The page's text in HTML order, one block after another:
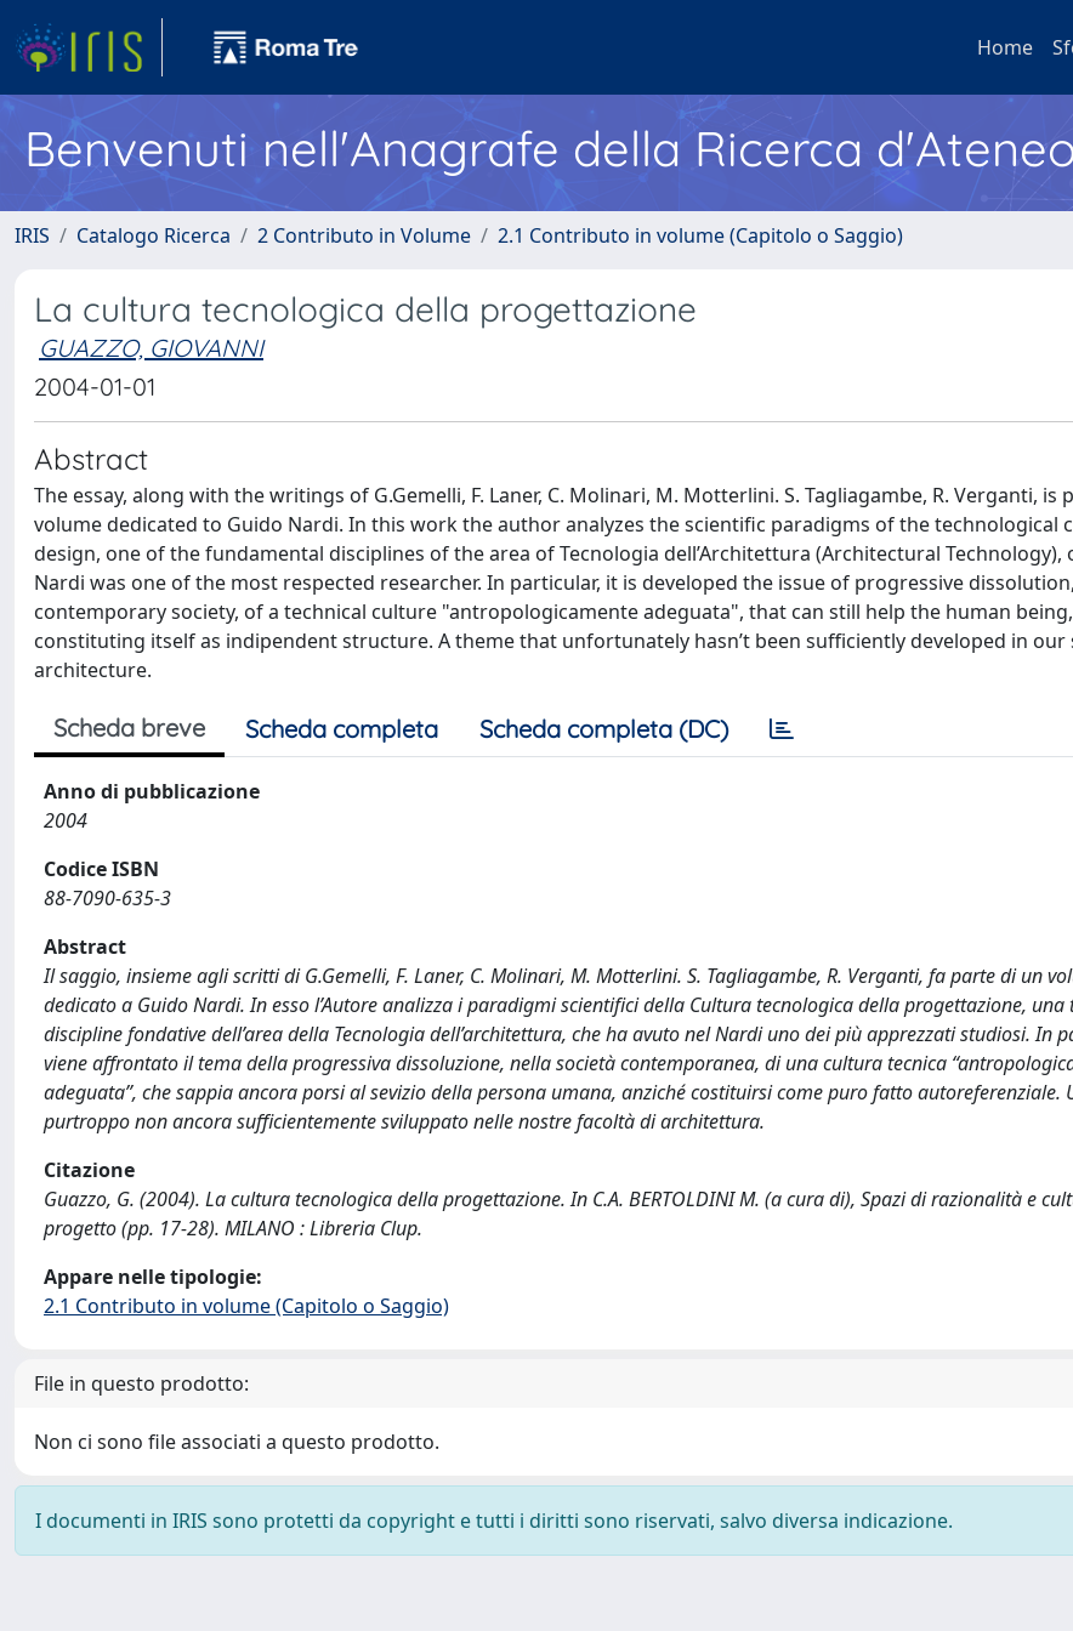
Home
Benvenuti nell'Anagrafe della Ricerca
IRIS Catalogo Ricerca 2 Contributo in Volume 2.1 Contributo in volume (Capitolo o Saggio)
La cultura tecnologica della progettazione
GUAZZO, GIOVANNI
2004-01-01
Abstract
The essay, along with the writings of G.Gemelli, F. Laner, C. Molinari, M. Motterlini. S. Tagliagambe, R. Verganti, is
volume dedicated to Guido Nardi. In this work the author analyzes the scientific paradigms of the technological
design, one of the fundamental disciplines of the area of Tecnologia dell’Architettura (Architectural Technology),
Nardi was one of the most respected researcher. In particular, it is developed the issue of progressive
contemporary society, of a technical culture "antropologicamente adeguata", that can still help the human
constituting itself as indipendent structure. A theme that unfortunately hasn’t been sufficiently developed in our
architecture.
Scheda breve Scheda completa Scheda completa (DC)
Anno di pubblicazione
2004
Codice ISBN
88-7090-635-3
Abstract
Il saggio, insieme agli scritti di G.Gemelli, F. Laner, C. Molinari, M. Motterlini. S. Tagliagambe, R. Verganti, fa parte di un
dedicato a Guido Nardi. In esso l’Autore analizza i paradigmi scientifici della Cultura tecnologica della progettazione, una
discipline fondative dell’area della Tecnologia dell’architettura, che ha avuto nel Nardi uno dei più apprezzati studiosi. In
viene affrontato il tema della progressiva dissoluzione, nella società contemporanea, di una cultura tecnica
adeguata”, che sappia ancora porsi al sevizio della persona umana, anziché costituirsi come puro fatto autoreferenziale.
purtroppo non ancora sufficientemente sviluppato nelle nostre facoltà di architettura.
Citazione
Guazzo, G. (2004). La cultura tecnologica della progettazione. In C.A. BERTOLDINI M. (a cura di), Spazi di razionalità e
progetto (pp. 17-28). MILANO : Libreria Clup.
Appare nelle tipologie:
2.1 Contributo in volume (Capitolo o Saggio)
File in questo prodotto:
Non ci sono file associati a questo prodotto.
I documenti in IRIS sono protetti da copyright e tutti i diritti sono riservati, salvo diversa indicazione.